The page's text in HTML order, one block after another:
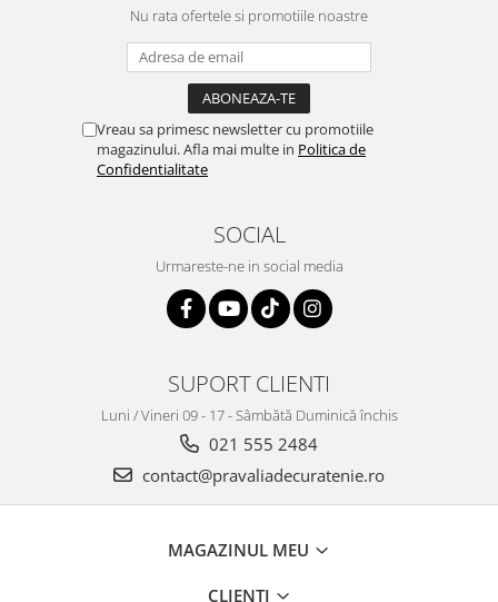
Nu rata ofertele si promotiile noastre
Vreau sa primesc newsletter cu promotiile
magazinului. Afla mai multe in Politica de
Confidentialitate
SOCIAL
Urmareste-ne in social media
SUPORT CLIENTI
Luni / Vineri 09 - 17 - Sâmbătă Duminică închis
021 555 2484
contact@pravaliadecuratenie.ro
MAGAZINUL MEU
CLIENTI